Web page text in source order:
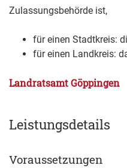
Zulassungsbehörde ist,
für einen Stadtkreis:
für einen Landkreis:
Landratsamt Göppingen
Leistungsdetails
Voraussetzungen